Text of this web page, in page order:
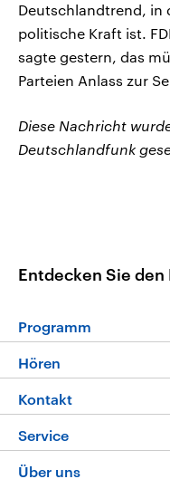
Deutschlandtrend, in
politische Kraft ist.
sagte gestern, das
Parteien Anlass zur
Diese Nachricht
Deutschlandfunk
Entdecken Sie
Programm
Programm
Die
Neue Beiträge
Hören
Livestream
Podcasts
Kontakt
Hörerservice
Service
FAQ
Über uns